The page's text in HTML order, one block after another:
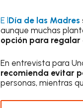
E l Día de las Madres
aunque muchas
opción para regalar
En entrevista para
recomienda evitar
personas, mientras